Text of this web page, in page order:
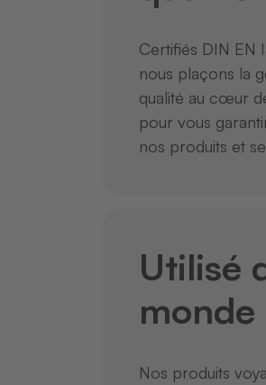
Certifiés DIN EN
nous plaçons la
qualité au cœur
pour vous
nos produits et
Utilisé
Nos produits